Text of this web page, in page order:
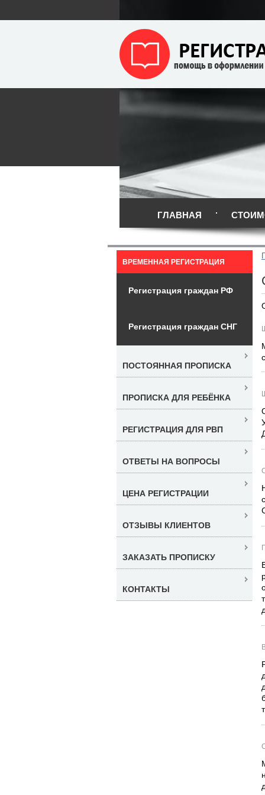
ГЛАВНАЯ
ВРЕМЕННАЯ РЕГИСТРАЦИЯ
Регистрация граждан РФ
Регистрация граждан СНГ
ПОСТОЯННАЯ ПРОПИСКА
ПРОПИСКА ДЛЯ РЕБЁНКА
РЕГИСТРАЦИЯ ДЛЯ РВП
ОТВЕТЫ НА ВОПРОСЫ
ЦЕНА РЕГИСТРАЦИИ
ОТЗЫВЫ КЛИЕНТОВ
ЗАКАЗАТЬ ПРОПИСКУ
КОНТАКТЫ